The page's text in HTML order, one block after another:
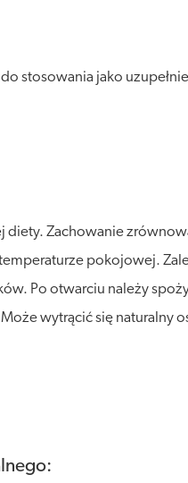
stosowania jako
Zachowanie
pokojowej.
Po otwarciu należy
wytrącić się naturalny